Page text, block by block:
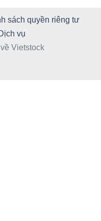
sách quyền riêng tư
vụ
Vietstock